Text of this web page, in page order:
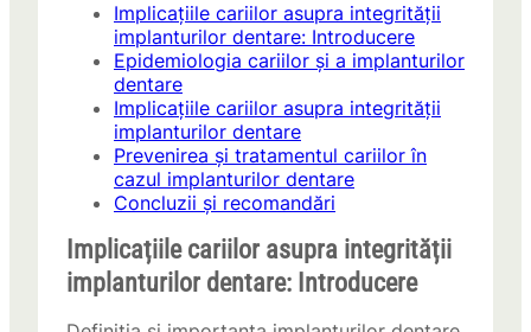
Implicațiile cariilor asupra integrității
implanturilor dentare: Introducere
Epidemiologia cariilor și a implanturilor
dentare
Implicațiile cariilor asupra integrității
implanturilor dentare
Prevenirea și tratamentul cariilor în
cazul implanturilor dentare
Concluzii și recomandări
Implicațiile cariilor asupra integrității
implanturilor dentare: Introducere